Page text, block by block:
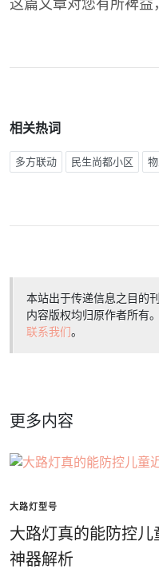
这篇文章对您有所裨益
相关热词
多方联动 民生尚都小区
本站出于传递信息之目的
内容版权均归原作者所有
联系我们。
更多内容
大路灯型号
大路灯真的能防控
神器解析